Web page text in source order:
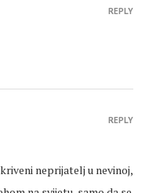
REPLY
neprijatelj u nevinoj,
REPLY